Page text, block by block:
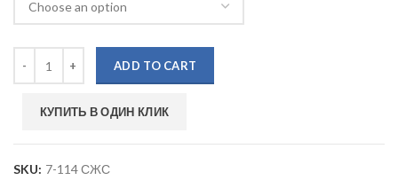
ADD TO CART
КУПИТЬ В ОДИН КЛИК
SKU: 7-114 СЖС